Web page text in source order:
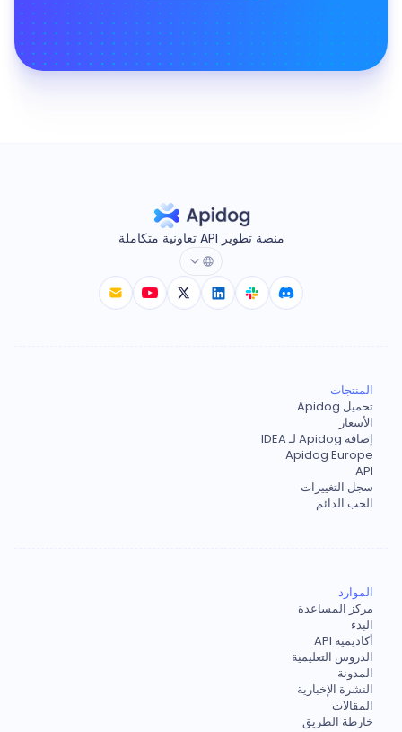
منصة تطوير API تعاونية متكاملة
المنتجات
تحميل Apidog
الأسعار
إضافة Apidog لـ IDEA
Apidog Europe
API
سجل التغييرات
الحب الدائم
الموارد
مركز المساعدة
البدء
أكاديمية API
الدروس التعليمية
المدونة
النشرة الإخبارية
المقالات
خارطة الطريق